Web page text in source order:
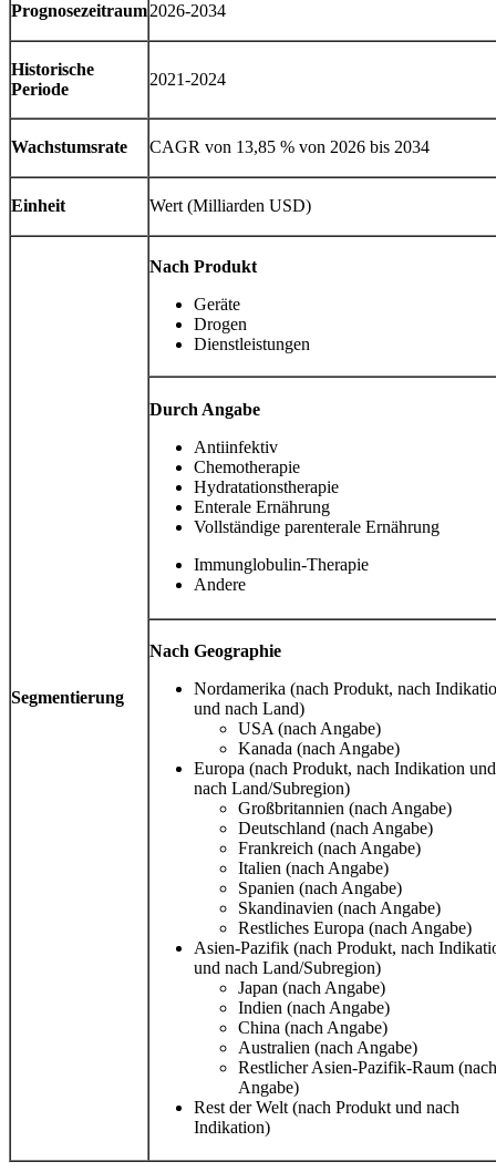
Prognosezeitraum2026-2034
Historische
Periode
2021-2024
Wachstumsrate CAGR von 13,85 % von 2026 bis 2034
Einheit Wert (Milliarden USD)
Segmentierung
Nach Produkt
Geräte
Drogen
Dienstleistungen
Durch Angabe
Antiinfektiv
Chemotherapie
Hydratationstherapie
Enterale Ernährung
Vollständige parenterale Ernährung
Immunglobulin-Therapie
Andere
Nach Geographie
Nordamerika (nach Produkt, nach
und nach Land)
USA (nach Angabe)
Kanada (nach Angabe)
Europa (nach Produkt, nach Indikation und
nach Land/Subregion)
Großbritannien (nach Angabe)
Deutschland (nach Angabe)
Frankreich (nach Angabe)
Italien (nach Angabe)
Spanien (nach Angabe)
Skandinavien (nach Angabe)
Restliches Europa (nach Angabe)
Asien-Pazifik (nach Produkt, nach
und nach Land/Subregion)
Japan (nach Angabe)
Indien (nach Angabe)
China (nach Angabe)
Australien (nach Angabe)
Restlicher Asien-Pazifik-Raum (nach
Angabe)
Rest der Welt (nach Produkt und nach
Indikation)